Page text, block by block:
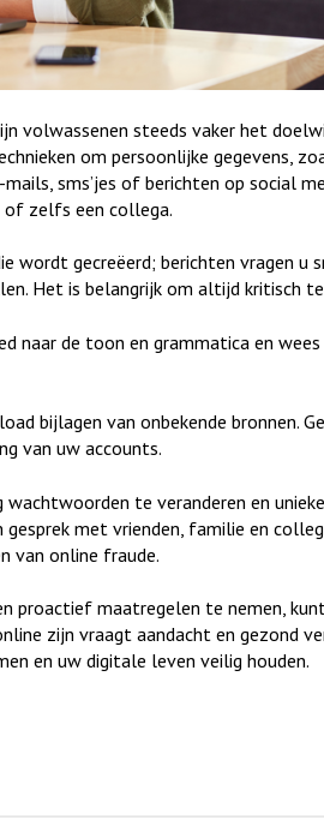
volwassenen steeds vaker het
om persoonlijke gegevens,
sms’jes of berichten op social
of zelfs een collega.
wordt gecreëerd; berichten vragen u
Het is belangrijk om altijd kritisch
naar de toon en grammatica en
bijlagen van onbekende bronnen.
van uw accounts.
te veranderen en
met vrienden, familie en
van online fraude.
proactief maatregelen te nemen,
zijn vraagt aandacht en gezond
en uw digitale leven veilig houden.